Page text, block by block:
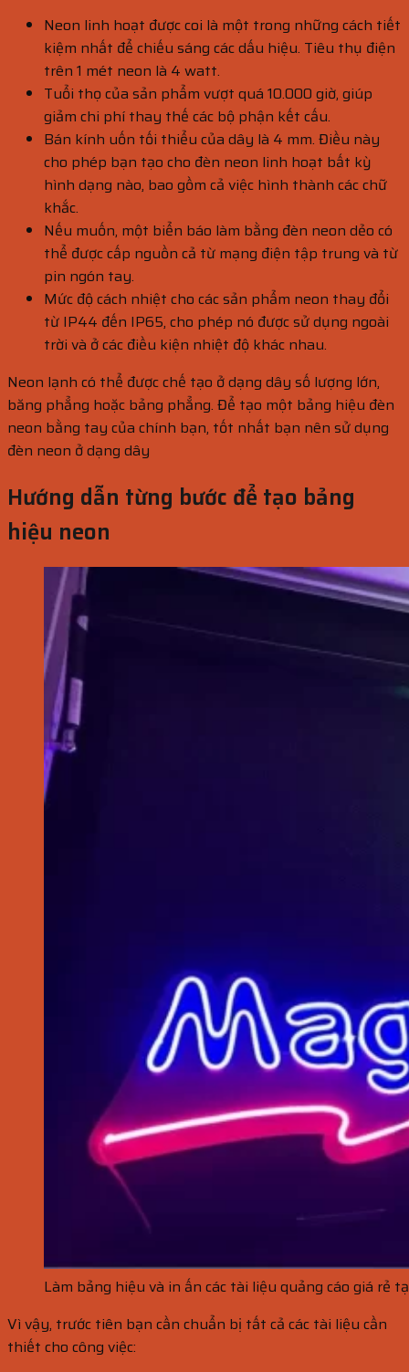
Neon linh hoạt được coi là một trong những cách tiết
kiệm nhất để chiếu sáng các dấu hiệu. Tiêu thụ điện
trên 1 mét neon là 4 watt.
Tuổi thọ của sản phẩm vượt quá 10.000 giờ, giúp
giảm chi phí thay thế các bộ phận kết cấu.
Bán kính uốn tối thiểu của dây là 4 mm. Điều này
cho phép bạn tạo cho đèn neon linh hoạt bất kỳ
hình dạng nào, bao gồm cả việc hình thành các chữ
khắc.
Nếu muốn, một biển báo làm bằng đèn neon dẻo có
thể được cấp nguồn cả từ mạng điện tập trung và từ
pin ngón tay.
Mức độ cách nhiệt cho các sản phẩm neon thay đổi
từ IP44 đến IP65, cho phép nó được sử dụng ngoài
trời và ở các điều kiện nhiệt độ khác nhau.
Neon lạnh có thể được chế tạo ở dạng dây số lượng lớn,
băng phẳng hoặc bảng phẳng. Để tạo một bảng hiệu đèn
neon bằng tay của chính bạn, tốt nhất bạn nên sử dụng
đèn neon ở dạng dây
Hướng dẫn từng bước để tạo bảng
hiệu neon
Làm bảng hiệu và in ấn các tài liệu quảng cáo giá rẻ
Vì vậy, trước tiên bạn cần chuẩn bị tất cả các tài liệu cần
thiết cho công việc: